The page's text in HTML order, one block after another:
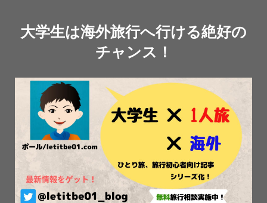
大学生は海外旅行へ行ける絶好の
チャンス！